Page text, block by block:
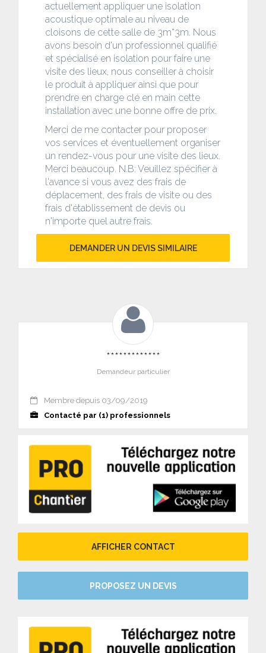
actuellement appliquer une isolation
acoustique optimale au niveau de
cloisons de cette salle de 3m*3m. Nous
avons besoin d'un professionnel qualifié
et spécialisé en isolation pour faire une
visite des lieux, nous conseiller à choisir
le produit à appliquer ainsi que pour
prendre en charge clé en main cette
installation avec une bonne offre de prix.
Merci de me contacter pour proposer
vos services et éventuellement organiser
un rendez-vous pour une visite des lieux.
Merci beaucoup. N.B: Veuillez spécifier à
l'avance si vous avez des frais de
déplacement, des frais de visite ou des
frais d'établissement de devis ou
n'importe quel autre frais.
DEMANDER UN DEVIS SIMILAIRE
*************
Demandeur particulier
Membre depuis 03/09/2019
Contacté par (1) professionnels
AFFICHER CONTACT
PROPOSEZ UN DEVIS